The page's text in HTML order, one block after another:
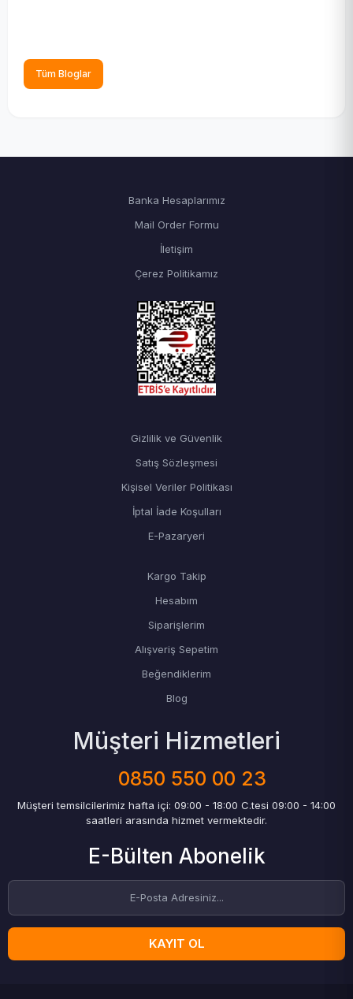
Tüm Bloglar
Banka Hesaplarımız
Mail Order Formu
İletişim
Çerez Politikamız
Gizlilik ve Güvenlik
Satış Sözleşmesi
Kişisel Veriler Politikası
İptal İade Koşulları
E-Pazaryeri
Kargo Takip
Hesabım
Siparişlerim
Alışveriş Sepetim
Beğendiklerim
Blog
Müşteri Hizmetleri
0850 550 00 23
Müşteri temsilcilerimiz hafta içi: 09:00 - 18:00 C.tesi 09:00 - 14:00
saatleri arasında hizmet vermektedir.
E-Bülten Abonelik
KAYIT OL